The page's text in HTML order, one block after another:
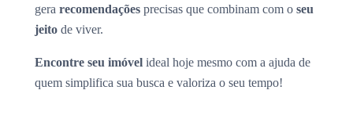
gera recomendações precisas que combinam com o seu
jeito de viver.
Encontre seu imóvel ideal hoje mesmo com a ajuda de
quem simplifica sua busca e valoriza o seu tempo!